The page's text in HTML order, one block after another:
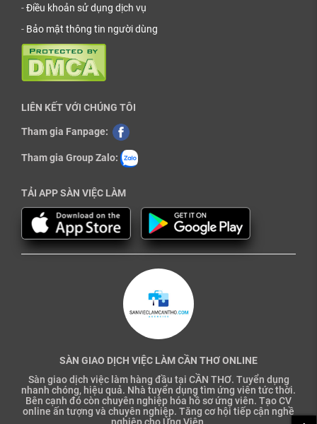
-Điều khoản sử dụng dịch vụ
- Bảo mật thông tin người dùng
LIÊN KẾT VỚI CHÚNG TÔI
Tham gia Fanpage:
Tham gia Group Zalo:
TẢI APP SÀN VIỆC LÀM
SÀN GIAO DỊCH VIỆC LÀM CẦN THƠ ONLINE
Sàn giao dịch việc làm hàng đầu tại CẦN THƠ. Tuyển dụng
nhanh chóng, hiệu quả. Nhà tuyển dụng tìm ứng viên tức thời.
Bên cạnh đó còn chuyên nghiệp hóa hồ sơ ứng viên. Tạo CV
online ấn tượng và chuyên nghiệp. Tăng cơ hội tiếp cận nghề